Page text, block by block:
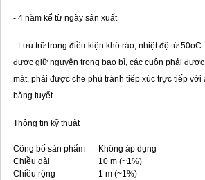
- 4 năm kể từ ngày sản xuất
- Lưu trữ trong điều kiện khô ráo, nhiệt độ từ 50oC
được giữ nguyên trong bao bì, các cuộn phải
mát, phải được che phủ tránh tiếp xúc trực tiếp với
băng tuyết
Thông tin kỹ thuật
Công bố sản phẩm
Không áp dụng
Chiều dài
10 m (~1%)
Chiều rộng
1 m (~1%)